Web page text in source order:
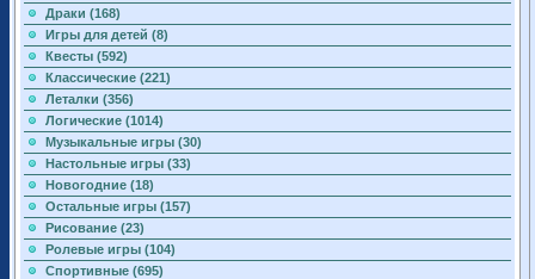
Драки (168)
Игры для детей (8)
Квесты (592)
Классические (221)
Леталки (356)
Логические (1014)
Музыкальные игры (30)
Настольные игры (33)
Новогодние (18)
Остальные игры (157)
Рисование (23)
Ролевые игры (104)
Спортивные (695)